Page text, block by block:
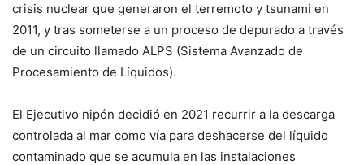
crisis nuclear que generaron el terremoto y tsunami en
2011, y tras someterse a un proceso de depurado a través
de un circuito llamado ALPS (Sistema Avanzado de
Procesamiento de Líquidos).
El Ejecutivo nipón decidió en 2021 recurrir a la descarga
controlada al mar como vía para deshacerse del líquido
contaminado que se acumula en las instalaciones